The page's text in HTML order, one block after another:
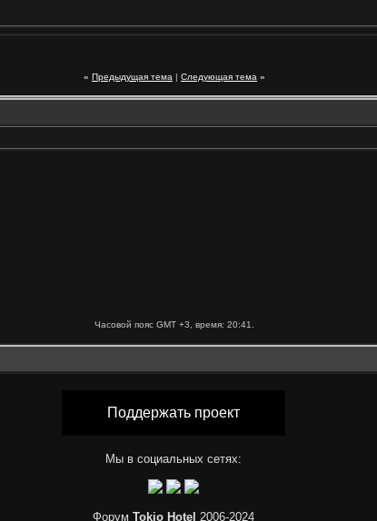
« Предыдущая тема | Следующая тема »
Часовой пояс GMT +3, время: 20:41
Поддержать проект
Мы в социальных сетях:
Форум Tokio Hotel 2006-2024